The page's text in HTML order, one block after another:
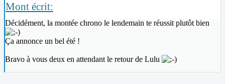
Mont écrit:
Décidément, la montée chrono le lendemain te réussit plutôt bien
Ça annonce un bel été !
Bravo à vous deux en attendant le retour de Lulu